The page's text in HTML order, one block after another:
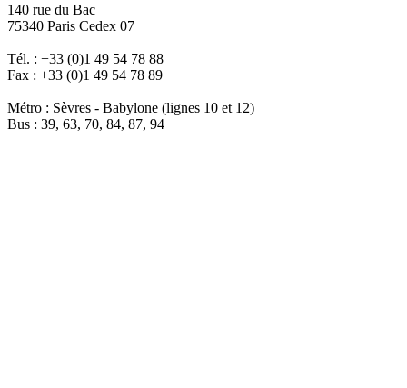
140 rue du Bac
75340 Paris Cedex 07
Tél. : +33 (0)1 49 54 78 88
Fax : +33 (0)1 49 54 78 89
Métro : Sèvres - Babylone (lignes 10 et 12)
Bus : 39, 63, 70, 84, 87, 94